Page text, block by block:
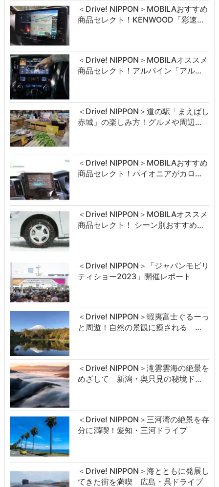
＜Drive! NIPPON＞MOBILAおすすめ
商品セレクト！KENWOOD「彩速…
＜Drive! NIPPON＞MOBILAオススメ
商品セレクト！アルパイン「アル…
＜Drive! NIPPON＞道の駅「まえばし
赤城」の楽しみ方！グルメや周辺…
＜Drive! NIPPON＞MOBILAおすすめ
商品セレクト！パイオニアがカロ…
＜Drive! NIPPON＞MOBILAオススメ
商品セレクト！ シーン別おすすめ…
＜Drive! NIPPON＞「ジャパンモビリ
ティショー2023」開催レポート
＜Drive! NIPPON＞蝦夷富士ぐるーっ
と周遊！自然の景観に癒される …
＜Drive! NIPPON＞滝雲雲海の絶景を
めざして 新潟・奥只見の秘境ド…
＜Drive! NIPPON＞三河湾の絶景を存
分に満喫！愛知・三河ドライブ
＜Drive! NIPPON＞海とともに発展し
てきた街を満喫 広島・呉ドライブ